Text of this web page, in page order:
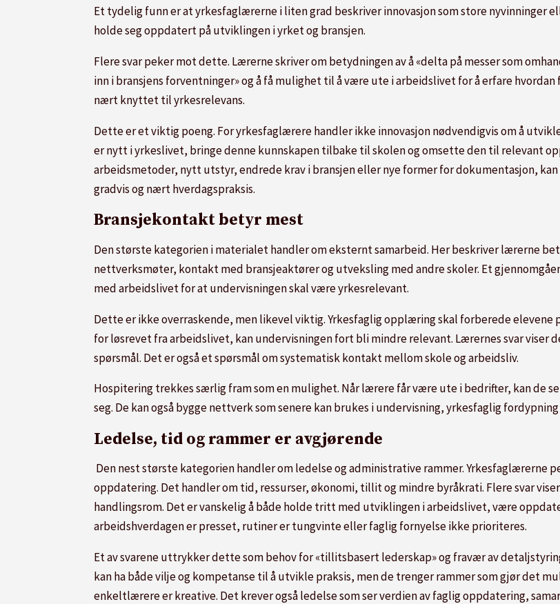
Et tydelig funn er at yrkesfaglærerne i liten grad beskriver innovasjon som store nyvinninger
holde seg oppdatert på utviklingen i yrket og bransjen.
Flere svar peker mot dette. Lærerne skriver om betydningen av å «delta på messer som
inn i bransjens forventninger» og å få mulighet til å være ute i arbeidslivet for å erfare
nært knyttet til yrkesrelevans.
Dette er et viktig poeng. For yrkesfaglærere handler ikke innovasjon nødvendigvis om å
er nytt i yrkeslivet, bringe denne kunnskapen tilbake til skolen og omsette den til relevant
arbeidsmetoder, nytt utstyr, endrede krav i bransjen eller nye former for dokumentasjon,
gradvis og nært hverdagspraksis.
Bransjekontakt betyr mest
Den største kategorien i materialet handler om eksternt samarbeid. Her beskriver lærerne
nettverksmøter, kontakt med bransjeaktører og utveksling med andre skoler. Et
med arbeidslivet for at undervisningen skal være yrkesrelevant.
Dette er ikke overraskende, men likevel viktig. Yrkesfaglig opplæring skal forberede elevene
for løsrevet fra arbeidslivet, kan undervisningen fort bli mindre relevant. Lærernes svar viser
spørsmål. Det er også et spørsmål om systematisk kontakt mellom skole og arbeidsliv.
Hospitering trekkes særlig fram som en mulighet. Når lærere får være ute i bedrifter, kan de
seg. De kan også bygge nettverk som senere kan brukes i undervisning, yrkesfaglig
Ledelse, tid og rammer er avgjørende
Den nest største kategorien handler om ledelse og administrative rammer.
oppdatering. Det handler om tid, ressurser, økonomi, tillit og mindre byråkrati. Flere svar
handlingsrom. Det er vanskelig å både holde tritt med utviklingen i arbeidslivet, være
arbeidshverdagen er presset, rutiner er tungvinte eller faglig fornyelse ikke prioriteres.
Et av svarene uttrykker dette som behov for «tillitsbasert lederskap» og fravær av
kan ha både vilje og kompetanse til å utvikle praksis, men de trenger rammer som gjør det
enkeltlærere er kreative. Det krever også ledelse som ser verdien av faglig oppdatering,